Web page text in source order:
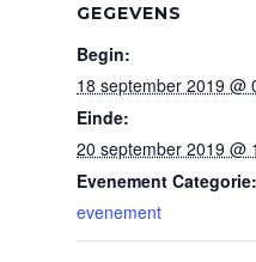
GEGEVENS
Begin:
18 september 2019 @
Einde:
20 september 2019 @
Evenement Categorie:
evenement